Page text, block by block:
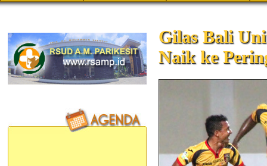
Gilas Bali
Naik ke